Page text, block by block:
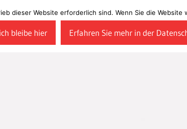
dieser Website erforderlich sind. Wenn Sie die
bleibe hier Erfahren Sie mehr in der